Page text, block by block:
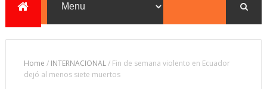
Home / INTERNACIONAL/ Fin de semana violento en Ecuador
dejó al menos siete muertos